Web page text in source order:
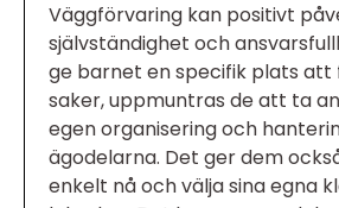
Väggförvaring kan positivt
självständighet och
ge barnet en specifik plats att
saker, uppmuntras de att ta
egen organisering och
ägodelarna. Det ger dem
enkelt nå och välja sina egna